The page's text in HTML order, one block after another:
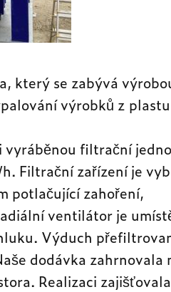
který se zabývá
výrobků z
vyráběnou filtrační
Filtrační zařízení je
potlačující zahoření,
ventilátor je
Výduch
dodávka zahrnovala
Realizaci